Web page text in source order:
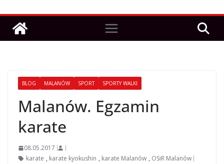
BLOG MALANÓW SPORT SPORTY WALKI
Malanów. Egzamin
karate
08.05.2017
karate , karate kyokushin , karate Malanów , OSiR Malanów